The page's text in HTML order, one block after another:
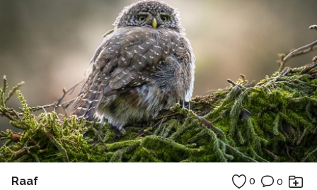
Raaf 0 0